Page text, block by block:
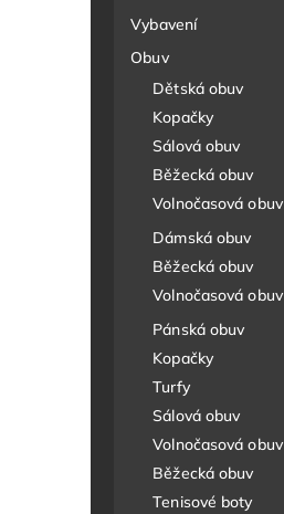
Vybavení
Obuv
Dětská obuv
Kopačky
Sálová obuv
Běžecká obuv
Volnočasová obuv
Dámská obuv
Běžecká obuv
Volnočasová obuv
Pánská obuv
Kopačky
Turfy
Sálová obuv
Volnočasová obuv
Běžecká obuv
Tenisové boty